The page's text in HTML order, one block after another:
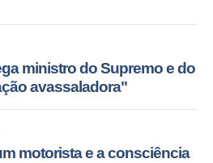
ministro do Supremo e do
avassaladora"
motorista e a consciência